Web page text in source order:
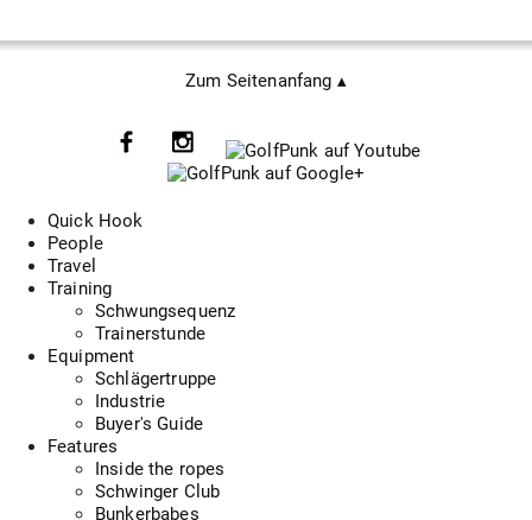
Zum Seitenanfang ▴
Quick Hook
People
Travel
Training
Schwungsequenz
Trainerstunde
Equipment
Schlägertruppe
Industrie
Buyer's Guide
Features
Inside the ropes
Schwinger Club
Bunkerbabes